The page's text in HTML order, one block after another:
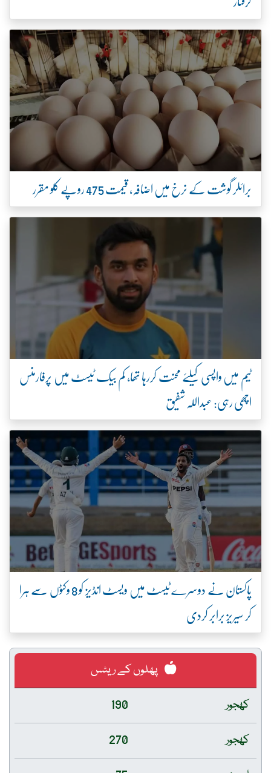
برائلر گوشت کے نرخ میں اضافہ، قیمت 475 روپے کلو مقرر
ٹیم میں واپسی کیلئے محنت کررہا تھا، کم بیک ٹیسٹ میں پرفارمنس
اچھی رہی: عبداللہ شفیق
پاکستان نے دوسرے ٹیسٹ میں ویسٹ انڈیز کو 8 وکٹوں سے ہرا
کر سیریز برابر کردی
پھلوں کے ریٹس
کھجور
190
کھجور
270